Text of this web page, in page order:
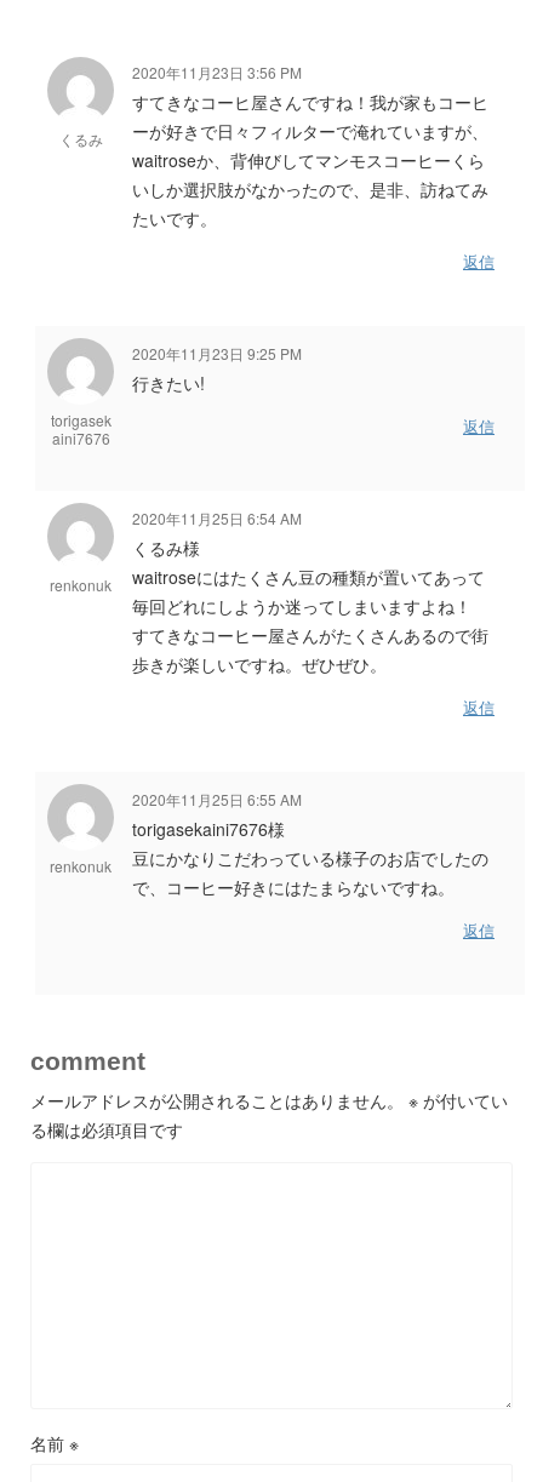
くるみ
2020年11月23日 3:56 PM
すてきなコーヒ屋さんですね！我が家もコーヒ
ーが好きで日々フィルターで淹れていますが、
waitroseか、背伸びしてマンモスコーヒーくら
いしか選択肢がなかったので、是非、訪ねてみ
たいです。
返信
torigasek
aini7676
2020年11月23日 9:25 PM
行きたい!
返信
renkonuk
2020年11月25日 6:54 AM
くるみ様
waitroseにはたくさん豆の種類が置いてあって
毎回どれにしようか迷ってしまいますよね！
すてきなコーヒー屋さんがたくさんあるので街
歩きが楽しいですね。ぜひぜひ。
返信
renkonuk
2020年11月25日 6:55 AM
torigasekaini7676様
豆にかなりこだわっている様子のお店でしたの
で、コーヒー好きにはたまらないですね。
返信
comment
メールアドレスが公開されることはありません。 ※ が付いてい
る欄は必須項目です
名前 ※